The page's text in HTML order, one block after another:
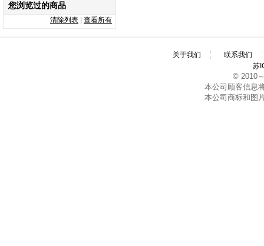
您浏览过的商品
清除列表 查看所有
关于我们
联系我们
苏
© 2010
本公司顾客信息
本公司商标和图